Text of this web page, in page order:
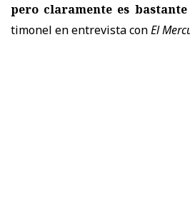
pero claramente es
timonel en entrevista conEl